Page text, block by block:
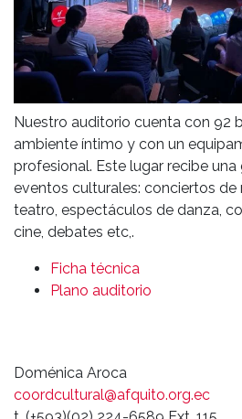
Nuestro auditorio cuenta con 92
ambiente íntimo y con un
profesional. Este lugar recibe
eventos culturales: conciertos de
teatro, espectáculos de danza,
cine, debates etc,.
Ficha técnica
Plano auditorio
Doménica Aroca
coordcultural@afquito.org.ec